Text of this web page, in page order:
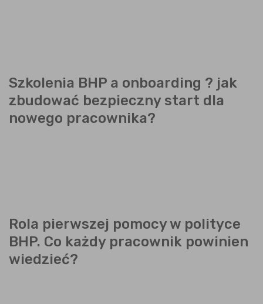
Szkolenia BHP a onboarding ? jak
zbudować bezpieczny start dla
nowego pracownika?
Rola pierwszej pomocy w polityce
BHP. Co każdy pracownik powinien
wiedzieć?